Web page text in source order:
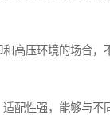
高压环境的场合，
适配性强，能够与不